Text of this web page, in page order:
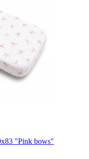
"Pink bows"